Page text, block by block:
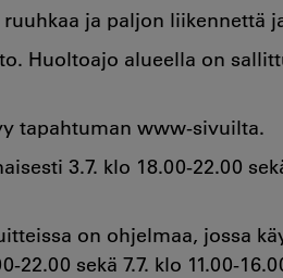
ja paljon liikennettä
Huoltoajo alueella on
tapahtuman www-sivuilta.
3.7. klo 18.00-22.00
on ohjelmaa, jossa
22.00 sekä 7.7. klo 11.00-